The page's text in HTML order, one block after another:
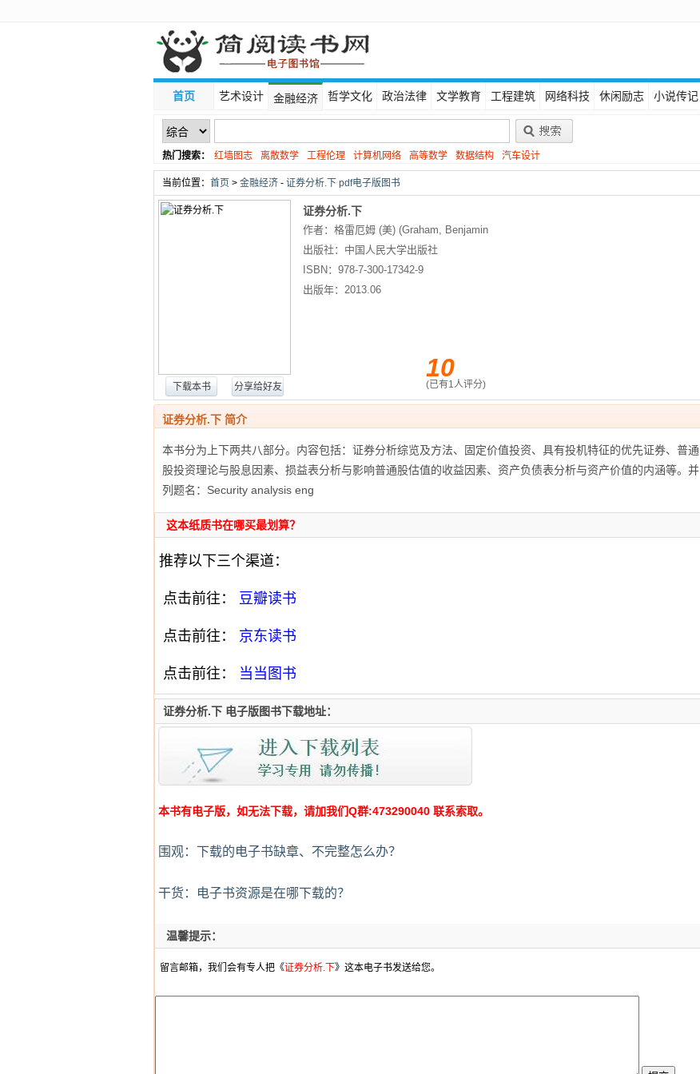
首页 艺术设计 金融经济 哲学文化 政治法律 文学教育 工程建筑 网络科技 休闲励志 小说传记
热门搜索： 红墙图志 离散数学 工程伦理 计算机网络 高等数学 数据结构
汽车设计
线性代数
当前位置： 首页 > 金融经济 - 证券分析.下 pdf电子版图书
下载本书 分享给好友
证券分析.下
作者：格雷厄姆 (美) (Graham, Benjamin
出版社： 中国人民大学出版社
ISBN： 978-7-300-17342-9
出版年： 2013.06
10
(已有1人评分)
证券分析.下 简介
本书分为上下两共八部分。内容包括：证券分析综览及方法、固定价值投资、具有投机特征的优先证券、普通
股投资理论与股息因素、损益表分析与影响普通股估值的收益因素、资产负债表分析与资产价值的内涵等。并
列题名：Security analysis eng
这本纸质书在哪买最划算？
推荐以下三个渠道：
点击前往： 豆瓣读书
点击前往： 京东读书
点击前往： 当当图书
证券分析.下 电子版图书下载地址：
本书有电子版，如无法下载，请加我们Q群:473290040 联系索取。
围观：下载的电子书缺章、不完整怎么办？
干货：电子书资源是在哪下载的？
温馨提示：
留言邮箱，我们会有专人把《证券分析.下》这本电子书发送给您。